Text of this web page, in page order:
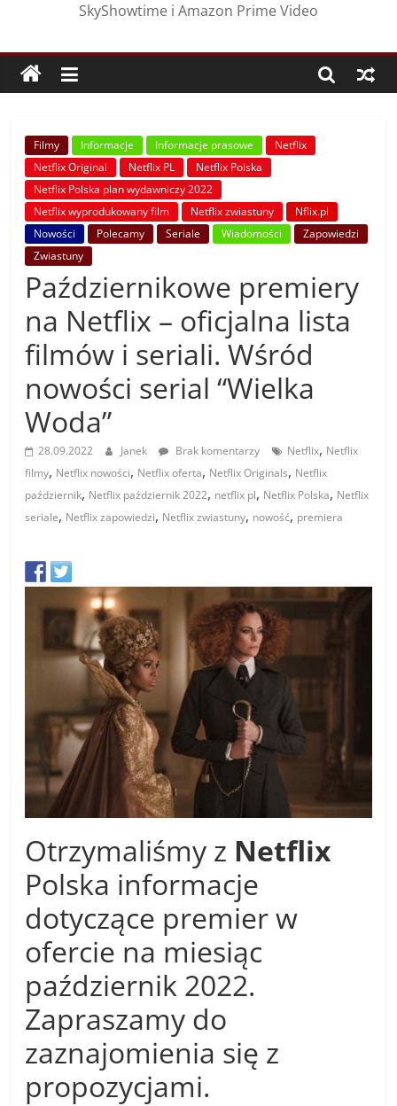
SkyShowtime i Amazon Prime Video
Filmy Informacje Informacje prasowe
Netflix
Netflix Original
Netflix PL
Netflix Polska
Netflix Polska plan wydawniczy 2022
Netflix wyprodukowany film
Netflix zwiastuny
Nflix.pl
Nowości
Polecamy Seriale Wiadomości
Zapowiedzi
Zwiastuny
Październikowe premiery
na Netflix – oficjalna lista
filmów i seriali. Wśród
nowości serial “Wielka
Woda”
28.09.2022 Janek Brak komentarzy Netflix, Netflix
filmy, Netflix nowości, Netflix oferta, Netflix Originals, Netflix
październik, Netflix październik 2022, netflix pl, Netflix Polska, Netflix
seriale, Netflix zapowiedzi, Netflix zwiastuny, nowość, premiera
Otrzymaliśmy z Netflix
Polska informacje
dotyczące premier w
ofercie na miesiąc
październik 2022.
Zapraszamy do
zaznajomienia się z
propozycjami.